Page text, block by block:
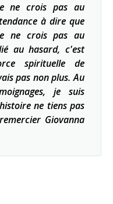
ne crois pas au
à dire que
ne crois pas au
au hasard, c'est
spirituelle de
pas non plus. Au
je suis
ne tiens pas
Giovanna